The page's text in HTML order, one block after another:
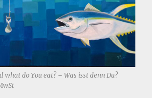
what do You eat? – Was isst denn Du?